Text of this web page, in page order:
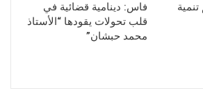
تنمية
فاس: دينامية قضائية في
قلب تحولات يقودها “الأستاذ
محمد حبشان”